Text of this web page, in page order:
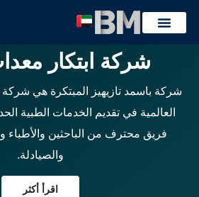
رفيقك ومتزامن مع التقنيات
شركة ابتكار
شركة باسمد تازيهيز المبتكرة هي
العالمية في تقديم الخدمات الطبية
فريق محترف من الباحثين والأطباء
والصيادلة.
اقرأ أكثر